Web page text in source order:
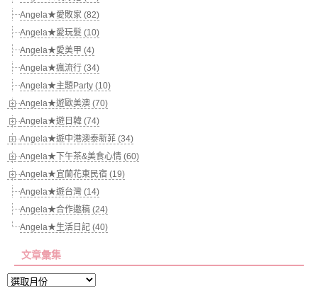
Angela★愛敗家 (82)
Angela★愛玩髮 (10)
Angela★愛美甲 (4)
Angela★瘋流行 (34)
Angela★主題Party (10)
Angela★遊歐美澳 (70)
Angela★遊日韓 (74)
Angela★遊中港澳泰新菲 (34)
Angela★下午茶&美食心情 (60)
Angela★宜蘭花東民宿 (19)
Angela★遊台灣 (14)
Angela★合作邀稿 (24)
Angela★生活日記 (40)
文章彙集
文